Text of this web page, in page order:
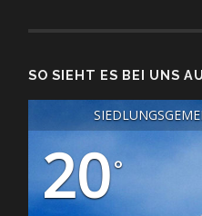
SO SIEHT ES BEI UNS
20°